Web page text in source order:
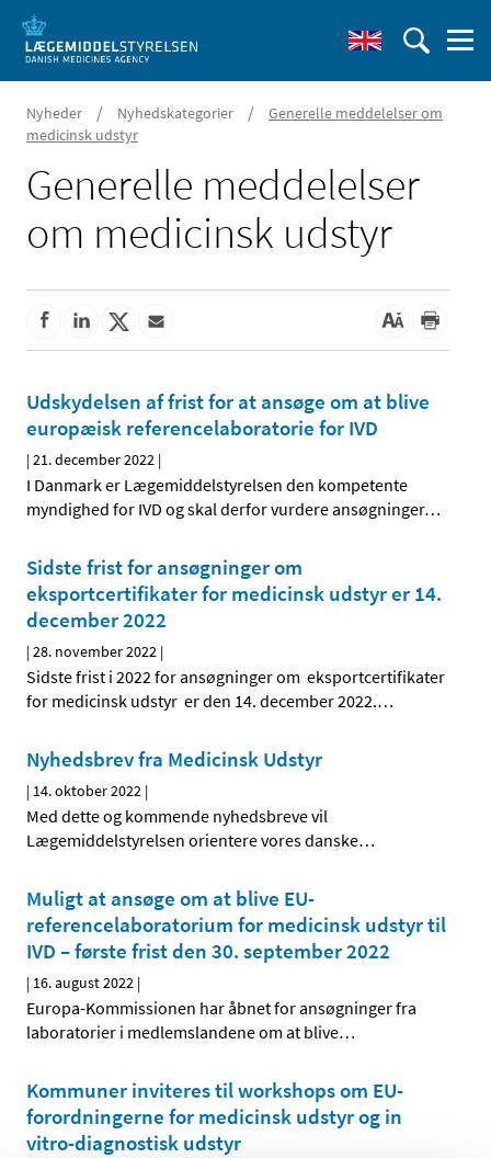
Nyheder / Nyhedskategorier /
Generelle meddelelser om
medicinsk udstyr
Generelle meddelelser
om medicinsk udstyr
Udskydelsen af frist for at ansøge om at blive
europæisk referencelaboratorie for IVD
|21. december 2022 |
I Danmark er Lægemiddelstyrelsen den kompetente
myndighed for IVD og skal derfor vurdere ansøgninger…
Sidste frist for ansøgninger om
eksportcertifikater for medicinsk udstyr er 14.
december 2022
|28. november 2022 |
Sidste frist i 2022 for ansøgninger om eksportcertifikater
for medicinsk udstyr er den 14. december 2022.…
Nyhedsbrev fra Medicinsk Udstyr
| 14. oktober 2022 |
Med dette og kommende nyhedsbreve vil
Lægemiddelstyrelsen orientere vores danske…
Muligt at ansøge om at blive EU-
referencelaboratorium for medicinsk udstyr til
IVD – første frist den 30. september 2022
| 16. august 2022 |
Europa-Kommissionen har åbnet for ansøgninger fra
laboratorier i medlemslandene om at blive…
Kommuner inviteres til workshops om EU-
forordningerne for medicinsk udstyr og in
vitro-diagnostisk udstyr